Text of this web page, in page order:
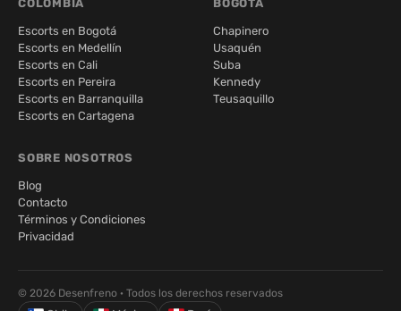
COLOMBIA
Escorts en Bogotá
Escorts en Medellín
Escorts en Cali
Escorts en Pereira
Escorts en Barranquilla
Escorts en Cartagena
BOGOTÁ
Chapinero
Usaquén
Suba
Kennedy
Teusaquillo
SOBRE NOSOTROS
Blog
Contacto
Términos y Condiciones
Privacidad
© 2026 Desenfreno · Todos los derechos reservados